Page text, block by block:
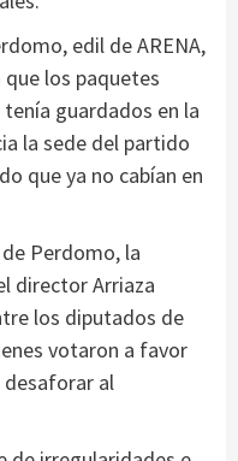
edil de ARENA,
los paquetes
guardados en la
la sede del partido
que ya no cabían en
Perdomo, la
director Arriaza
los diputados de
votaron a favor
al